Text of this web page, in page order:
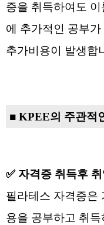
증을 취득하여도
에 추가적인 공부
추가비용이 발생합
■ KPEE의 주관적
✅ 자격증 취득후 취
필라테스 자격증은
용을 공부하고 취득